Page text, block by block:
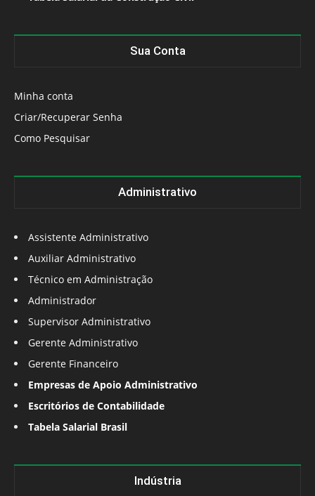
Sua Conta
Minha conta
Criar/Recuperar Senha
Como Pesquisar
Administrativo
Assistente Administrativo
Auxiliar Administrativo
Técnico em Administração
Administrador
Supervisor Administrativo
Gerente Administrativo
Gerente Financeiro
Empresas de Apoio Administrativo
Escritórios de Contabilidade
Tabela Salarial Brasil
Indústria